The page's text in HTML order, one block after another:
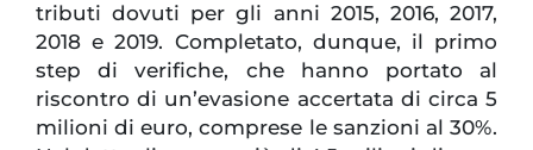
tributi dovuti per gli anni 2015, 2016, 2017,
2018 e 2019. Completato, dunque, il primo
step di verifiche, che hanno portato al
riscontro di un’evasione accertata di circa 5
milioni di euro, comprese le sanzioni al 30%.